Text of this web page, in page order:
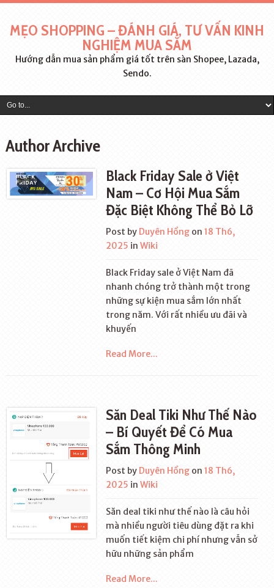
MẸO SHOPPING – ĐÁNH GIÁ, TƯ VẤN KINH
NGHIỆM MUA SẮM
Hướng dẫn mua sản phẩm giá tốt trên sàn Shopee, Lazada,
Sendo.
Author Archive
Black Friday Sale ở Việt
Nam – Cơ Hội Mua Sắm
Đặc Biệt Không Thể Bỏ Lỡ
Post by Duyên Hồng on18 Th6,
2025 inWiki
Black Friday sale ở Việt Nam đã
nhanh chóng trở thành một trong
những sự kiện mua sắm lớn nhất
trong năm. Với rất nhiều ưu đãi và
khuyến
Read More...
Săn Deal Tiki Như Thế Nào
– Bí Quyết Để Có Mua
Sắm Thông Minh
Post by Duyên Hồng on18 Th6,
2025 inWiki
Săn deal tiki như thế nào là câu hỏi
mà nhiều người tiêu dùng đặt ra khi
muốn tiết kiệm chi phí nhưng vẫn sở
hữu những sản phẩm
Read More...